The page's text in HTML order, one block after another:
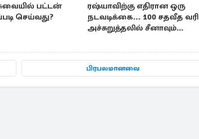
பட்டன்
செய்வது?
ரஷ்யாவிற்கு எதிரான ஒரு
நடவடிக்கை... 100 சதவீத வரி
அச்சுறுத்தலில் சீனாவும்
பிரபலமானவை